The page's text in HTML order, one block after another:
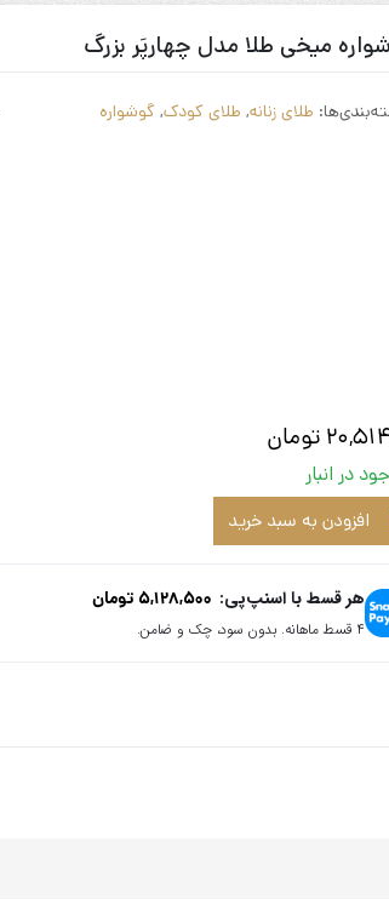
میخی طلا مدل چهارپَر بزرگ
طلای زنانه, طلای کودک, گوشواره
تومان
در انبار
افزودن به سبد خرید
هر قسط با اسنپ‌پی: 5,128,500 تومان
۴ قسط ماهانه. بدون سود، چک و ضامن.